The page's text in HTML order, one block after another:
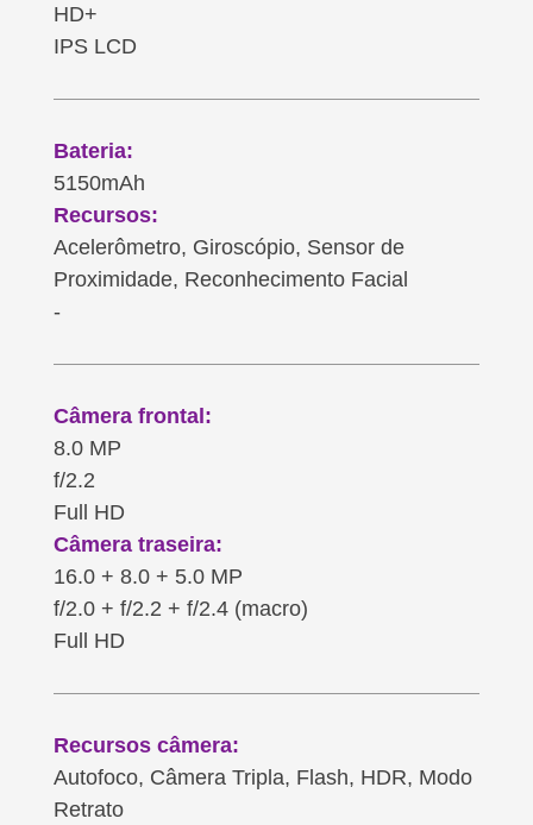
HD+
IPS LCD
Bateria:
5150mAh
Recursos:
Acelerômetro, Giroscópio, Sensor de
Proximidade, Reconhecimento Facial
-
Câmera frontal:
8.0 MP
f/2.2
Full HD
Câmera traseira:
16.0 + 8.0 + 5.0 MP
f/2.0 + f/2.2 + f/2.4 (macro)
Full HD
Recursos câmera:
Autofoco, Câmera Tripla, Flash, HDR, Modo
Retrato